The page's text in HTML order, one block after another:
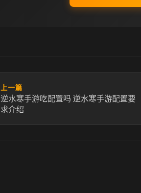
上一篇
逆水寒手游吃配置吗 逆水寒手游配置要
求介绍